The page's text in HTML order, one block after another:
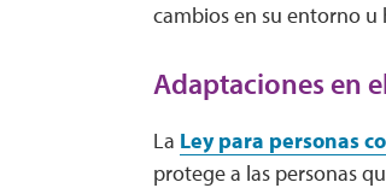
cambios en su entorno
Adaptaciones en
La Ley para personas
protege a las personas